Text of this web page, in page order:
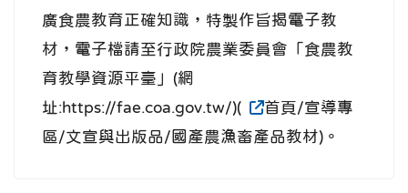
廣食農教育正確知識，特製作旨揭電子教
材，電子檔請至行政院農業委員會「食農教
育教學資源平臺」(網
址:https://fae.coa.gov.tw/)(
首頁/宣導專
區/文宣與出版品/國產農漁畜產品教材)。